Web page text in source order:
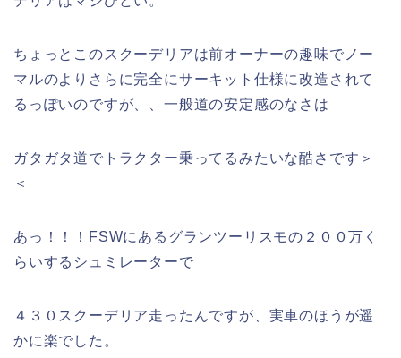
ちょっとこのスクーデリアは前オーナーの趣味でノー
マルのよりさらに完全にサーキット仕様に改造されて
るっぽいのですが、、一般道の安定感のなさは
ガタガタ道でトラクター乗ってるみたいな酷さです＞
＜
あっ！！！FSWにあるグランツーリスモの２００万く
らいするシュミレーターで
４３０スクーデリア走ったんですが、実車のほうが遥
かに楽でした。